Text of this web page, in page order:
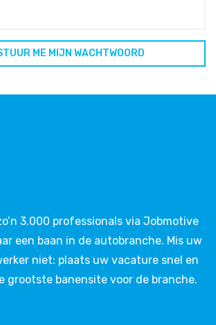
3.000 professionals via Jobmotive
een baan in de autobranche. Mis uw
niet: plaats uw vacature snel en
grootste banensite voor de branche.